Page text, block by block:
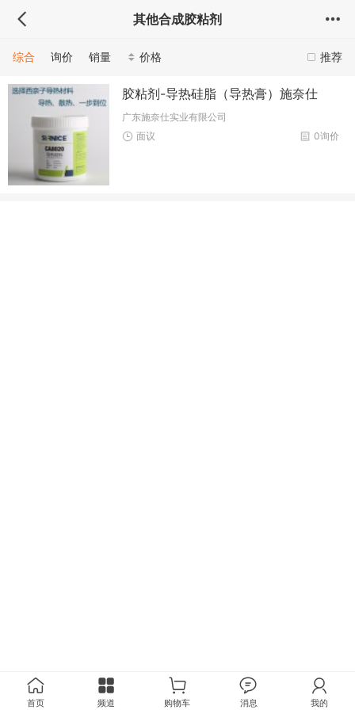
其他合成胶粘剂
推荐
综合 询价 销量 价格
胶粘剂-导热硅脂（导热膏）施奈仕
广东施奈仕实业有限公司
0询价
面议
首页 频道 购物车 消息 我的